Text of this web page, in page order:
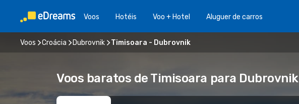
Voos Hotéis Voo + Hotel Aluguer de carros
Voos Croácia Dubrovnik Timisoara - Dubrovnik
Voos baratos de Timisoara para Dubrovnik